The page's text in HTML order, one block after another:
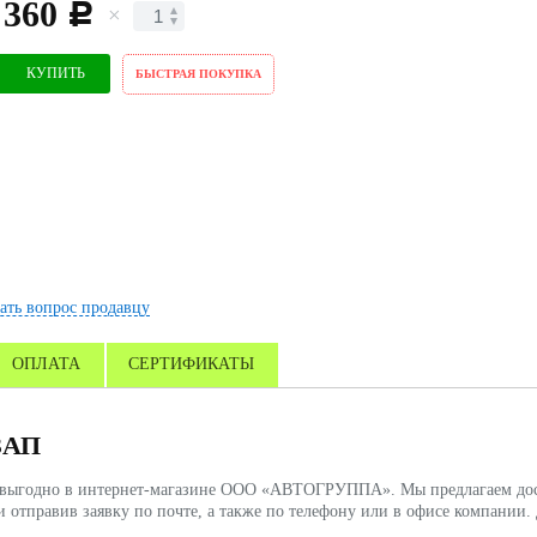
c
КУПИТЬ БЫСТРАЯ ПОКУПКА
вопрос продавцу
ОПЛАТА СЕРТИФИКАТЫ
в интернет-магазине ООО «АВТОГРУППА». Мы предлагаем
заявку по почте, а также по телефону или в офисе